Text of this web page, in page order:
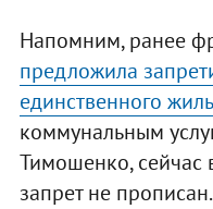
Напомним, ранее
предложила
единственного
коммунальным
Тимошенко, сейчас
запрет не прописан.